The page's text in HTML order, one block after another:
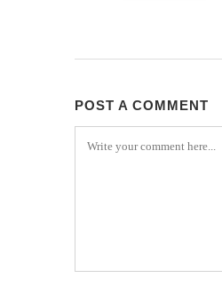
POST A COMMENT